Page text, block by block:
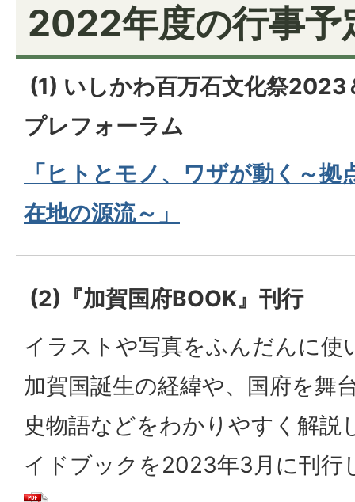
2022年度の行事予
(1) いしかわ百万石文化祭
プレフォーラム
「ヒトとモノ、ワザが動く～
在地の源流～」
(2)『加賀国府BOOK』刊行
イラストや写真をふんだんに使
加賀国誕生の経緯や、国府を舞
史物語などをわかりやすく解説
イドブックを2023年3月に刊行